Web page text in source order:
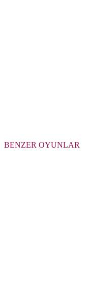
BENZER OYUNLAR